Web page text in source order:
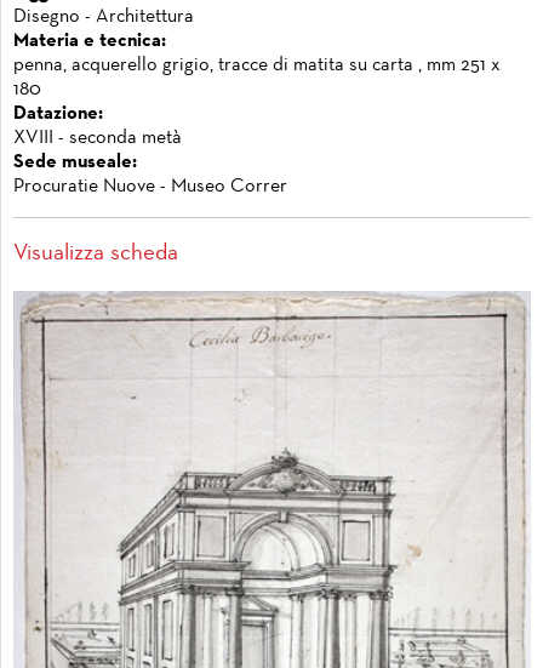
Disegno - Architettura
Materia e tecnica:
penna, acquerello grigio, tracce di matita su carta , mm 251 x
180
Datazione:
XVIII - seconda metà
Sede museale:
Procuratie Nuove - Museo Correr
Visualizza scheda